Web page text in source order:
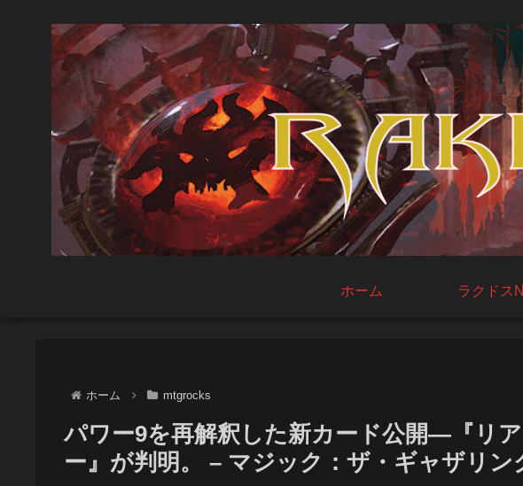
ホーム ラクドス
ホーム mtgrocks
パワー9を再解釈した新カード公開―『リ
ー』が判明。 – マジック：ザ・ギャザリン